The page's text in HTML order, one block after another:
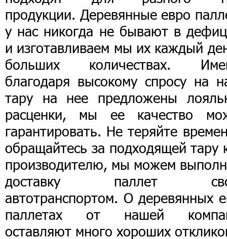
продукции. Деревянные евро
у нас никогда не бывают в
и изготавливаем мы их каждый
больших количествах.
благодаря высокому спросу на
тару на нее предложены
расценки, мы ее качество
гарантировать. Не теряйте
обращайтесь за подходящей тару
производителю, мы можем
доставку паллет
автотранспортом. О деревянных
паллетах от нашей
оставляют много хороших